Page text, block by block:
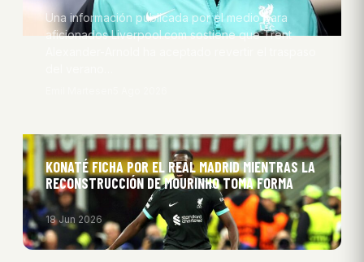
Una información publicada por el medio para
aficionados Liverpool.com sostiene que Trent
KONATÉ FICHA POR EL REAL MADRID MIENTRAS LA
RECONSTRUCCIÓN DE MOURINHO TOMA FORMA
18 Jun 2026